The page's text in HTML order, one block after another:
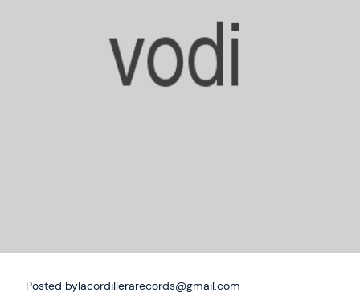
Posted bylacordillerarecords@gmail.com